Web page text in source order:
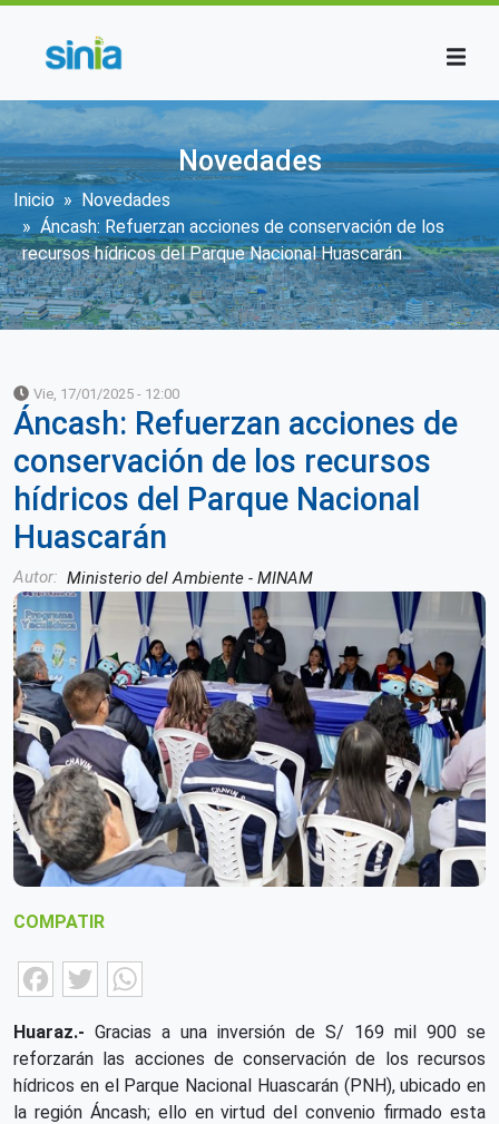
Novedades
Sobrescribir enlaces de ayuda a la
Inicio
Novedades
Áncash: Refuerzan acciones de conservación de los
recursos hídricos del Parque Nacional Huascarán
Vie, 17/01/2025 - 12:00
Áncash: Refuerzan acciones de
conservación de los recursos
hídricos del Parque Nacional
Huascarán
Autor Ministerio del Ambiente - MINAM
COMPATIR
Facebook
Twitter
Huaraz.- Gracias a una inversión de S/ 169 mil 900 se
reforzarán las acciones de conservación de los recursos
hídricos en el Parque Nacional Huascarán (PNH), ubicado en
la región Áncash; ello en virtud del convenio firmado esta